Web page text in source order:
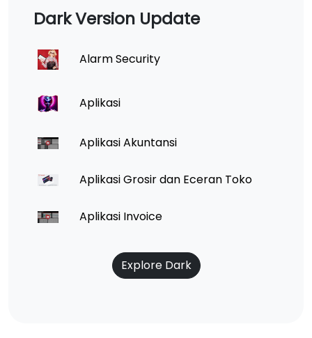
Dark Version Update
Alarm Security
Aplikasi
Aplikasi Akuntansi
Aplikasi Grosir dan Eceran Toko
Aplikasi Invoice
Explore Dark